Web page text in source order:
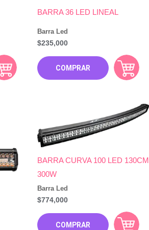
Barra Led
BARRA 36 LED LINEAL
COMPRAR
$235,000
Barra Led
BARRA CURVA 100 LED 130CM
300W
COMPRAR
$774,000